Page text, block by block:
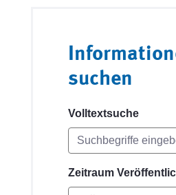
suchen
Volltextsuche
Zeitraum